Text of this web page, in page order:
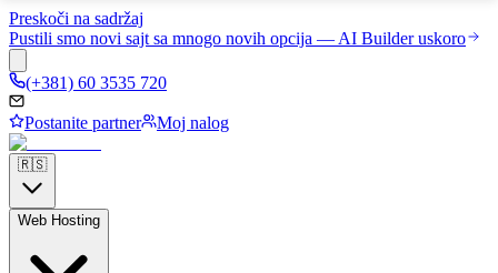
Preskoči na sadržaj
Pustili smo novi sajt sa mnogo novih opcija — AI Builder uskoro
(+381) 60 3535 720
Postanite partner Moj nalog
🇷🇸
Web Hosting